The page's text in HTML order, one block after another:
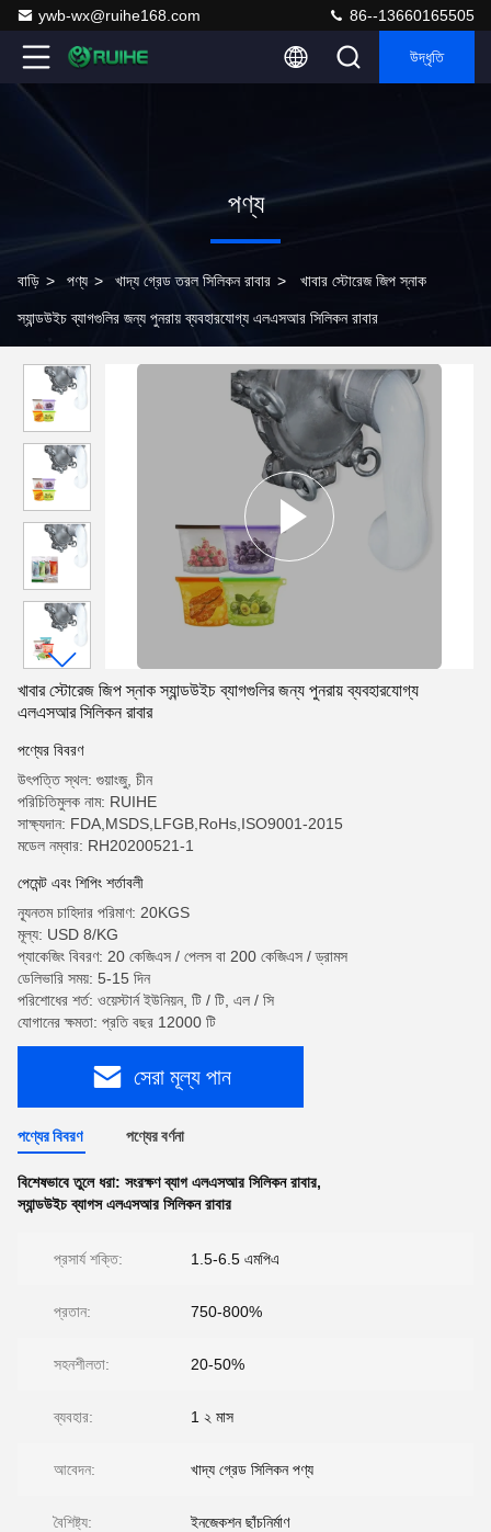
ywb-wx@ruihe168.com 86--13660165505
উদ্ধৃতি
পণ্য
বাড়ি > পণ্য > খাদ্য গ্রেড তরল সিলিকন রাবার > খাবার স্টোরেজ জিপ স্নাক
স্যান্ডউইচ ব্যাগগুলির জন্য পুনরায় ব্যবহারযোগ্য এলএসআর সিলিকন রাবার
খাবার স্টোরেজ জিপ স্নাক স্যান্ডউইচ ব্যাগগুলির জন্য পুনরায় ব্যবহারযোগ্য
এলএসআর সিলিকন রাবার
পণ্যের বিবরণ
উৎপত্তি স্থল: গুয়াংজু, চীন
পরিচিতিমুলক নাম: RUIHE
সাক্ষ্যদান: FDA,MSDS,LFGB,RoHs,ISO9001-2015
মডেল নম্বার: RH20200521-1
পেমেন্ট এবং শিপিং শর্তাবলী
ন্যূনতম চাহিদার পরিমাণ: 20KGS
মূল্য: USD 8/KG
প্যাকেজিং বিবরণ: 20 কেজিএস / পেলস বা 200 কেজিএস / ড্রামস
ডেলিভারি সময়: 5-15 দিন
পরিশোধের শর্ত: ওয়েস্টার্ন ইউনিয়ন, টি / টি, এল / সি
যোগানের ক্ষমতা: প্রতি বছর 12000 টি
সেরা মূল্য পান
পণ্যের বিবরণ পণ্যের বর্ণনা
বিশেষভাবে তুলে ধরা: সংরক্ষণ ব্যাগ এলএসআর সিলিকন রাবার,
স্যান্ডউইচ ব্যাগস এলএসআর সিলিকন রাবার
প্রসার্য শক্তি: 1.5-6.5 এমপিএ
প্রতান: 750-800%
সহনশীলতা: 20-50%
ব্যবহার: 1 ২ মাস
আবেদন: খাদ্য গ্রেড সিলিকন পণ্য
বৈশিষ্ট্য: ইনজেকশন ছাঁচনির্মাণ